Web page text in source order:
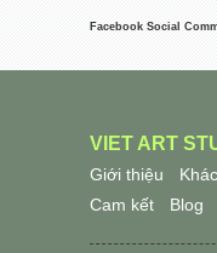
Facebook Social
VIET ART
Giới thiệu
Cam kết
Blog